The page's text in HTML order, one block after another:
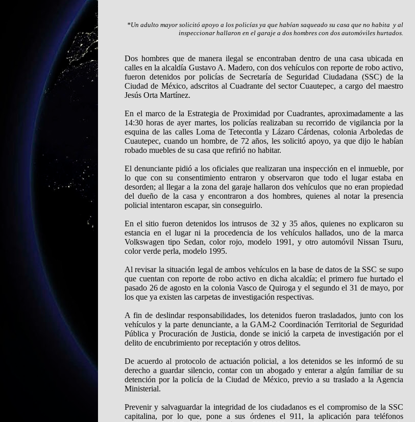
*Un adulto mayor solicitó apoyo a los policías ya que habían saqueado su casa que no habita y al
inspeccionar hallaron en el garaje a dos hombres con dos automóviles hurtados.
Dos hombres que de manera ilegal se encontraban dentro de una casa ubicada en
calles en la alcaldía Gustavo A. Madero, con dos vehículos con reporte de robo activo,
fueron detenidos por policías de Secretaría de Seguridad Ciudadana (SSC) de la
Ciudad de México, adscritos al Cuadrante del sector Cuautepec, a cargo del maestro
Jesús Orta Martínez.
En el marco de la Estrategia de Proximidad por Cuadrantes, aproximadamente a las
14:30 horas de ayer martes, los policías realizaban su recorrido de vigilancia por la
esquina de las calles Loma de Tetecontla y Lázaro Cárdenas, colonia Arboledas de
Cuautepec, cuando un hombre, de 72 años, les solicitó apoyo, ya que dijo le habían
robado muebles de su casa que refirió no habitar.
El denunciante pidió a los oficiales que realizaran una inspección en el inmueble, por
lo que con su consentimiento entraron y observaron que todo el lugar estaba en
desorden; al llegar a la zona del garaje hallaron dos vehículos que no eran propiedad
del dueño de la casa y encontraron a dos hombres, quienes al notar la presencia
policial intentaron escapar, sin conseguirlo.
En el sitio fueron detenidos los intrusos de 32 y 35 años, quienes no explicaron su
estancia en el lugar ni la procedencia de los vehículos hallados, uno de la marca
Volkswagen tipo Sedan, color rojo, modelo 1991, y otro automóvil Nissan Tsuru,
color verde perla, modelo 1995.
Al revisar la situación legal de ambos vehículos en la base de datos de la SSC se supo
que cuentan con reporte de robo activo en dicha alcaldía; el primero fue hurtado el
pasado 26 de agosto en la colonia Vasco de Quiroga y el segundo el 31 de mayo, por
los que ya existen las carpetas de investigación respectivas.
A fin de deslindar responsabilidades, los detenidos fueron trasladados, junto con los
vehículos y la parte denunciante, a la GAM-2 Coordinación Territorial de Seguridad
Pública y Procuración de Justicia, donde se inició la carpeta de investigación por el
delito de encubrimiento por receptación y otros delitos.
De acuerdo al protocolo de actuación policial, a los detenidos se les informó de su
derecho a guardar silencio, contar con un abogado y enterar a algún familiar de su
detención por la policía de la Ciudad de México, previo a su traslado a la Agencia
Ministerial.
Prevenir y salvaguardar la integridad de los ciudadanos es el compromiso de la SSC
capitalina, por lo que, pone a sus órdenes el 911, la aplicación para teléfonos